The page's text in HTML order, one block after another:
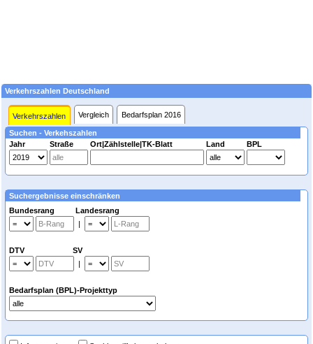
Verkehrszahlen Deutschland
Verkehrszahlen Vergleich Bedarfsplan 2016
Suchen - Verkehszahlen
Jahr
Straße Ort|Zählstelle|TK-Blatt Land BPL
Suchergebnisse einschränken
Bundesrang Landesrang
|
DTV SV
|
Bedarfsplan (BPL)-Projekttyp